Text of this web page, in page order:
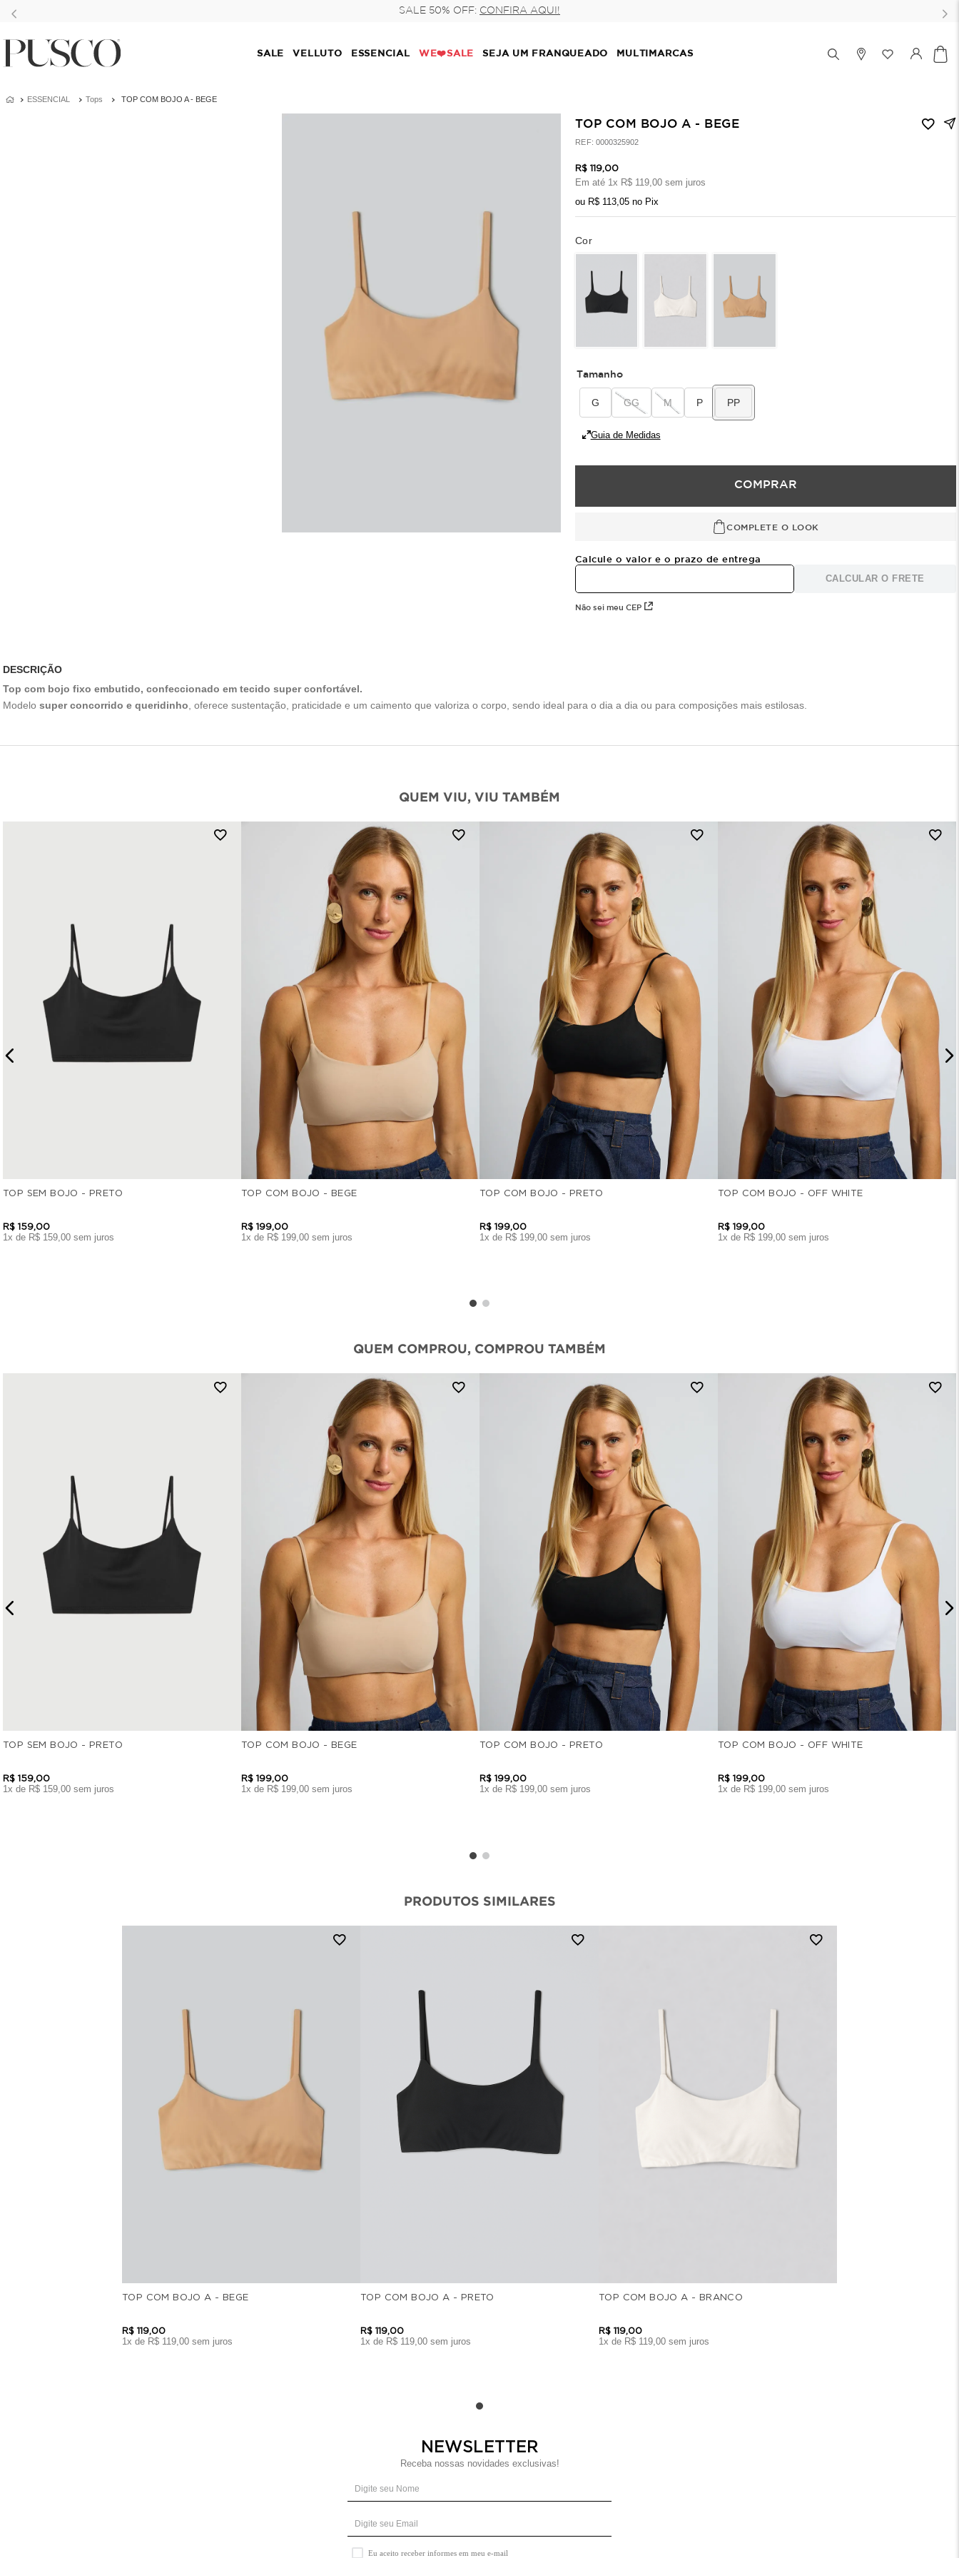
SALE 50% OFF: CONFIRA AQUI!
SALE VELLUTO ESSENCIAL WE❤️SALE SEJA UM FRANQUEADO MULTIMARCAS
ESSENCIAL Tops TOP COM BOJO A - BEGE
TOP COM BOJO A - BEGE
:0000325902
R$ 119,00
Em até 1x R$ 119,00sem juros
ou R$ 113, 05 no Pix
Tamanho
G GG M P PP
Guia de Medidas
COMPRAR
COMPLETE O LOOK
Calcule o valor e o prazo de entrega
Não sei meu CEP
CALCULAR O FRETE
DESCRIÇÃO
Top com bojo fixo embutido, confeccionado em tecido super confortável.
Modelo super concorrido e queridinho , oferece sustentação, praticidade e um caimento que valoriza o corpo, sendo ideal para o dia a dia ou para composições mais estilosas.
QUEM VIU, VIU TAMBÉM
TOP SEM BOJO - PRETO
R$ 159,00
1x de R$ 159 00 sem juros
TOP COM BOJO - BEGE
R$ 199,00
1x de R$ 199 00 sem juros
TOP COM BOJO - PRETO
R$ 199,00
1x de R$ 199 00 sem juros
TOP COM BOJO - OFF WHITE
R$ 199,00
1x de R$ 199 00 sem juros
QUEM COMPROU, COMPROU TAMBÉM
TOP SEM BOJO - PRETO
R$ 159,00
1x de R$ 159,00 sem juros
TOP COM BOJO - BEGE
R$ 199,00
1x de R$ 199,00 sem juros
TOP COM BOJO - PRETO
R$ 199,00
1x de R$ 199,00 sem juros
TOP COM BOJO - OFF WHITE
R$ 199,00
1x de R$ 199,00 sem juros
PRODUTOS SIMILARES
TOP COM BOJO A - BEGE
R$ 119,00
1x de R$ 119,00 sem juros
TOP COM BOJO A - PRETO
R$ 119,00
1x de R$ 119,00 sem juros
TOP COM BOJO A - BRANCO
R$ 119,00
1x de R$ 119,00 sem juros
NEWSLETTER
Receba nossas novidades exclusivas!
Eu aceito receber informes em meu e-mail